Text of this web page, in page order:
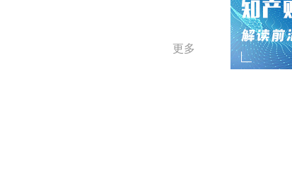
更多